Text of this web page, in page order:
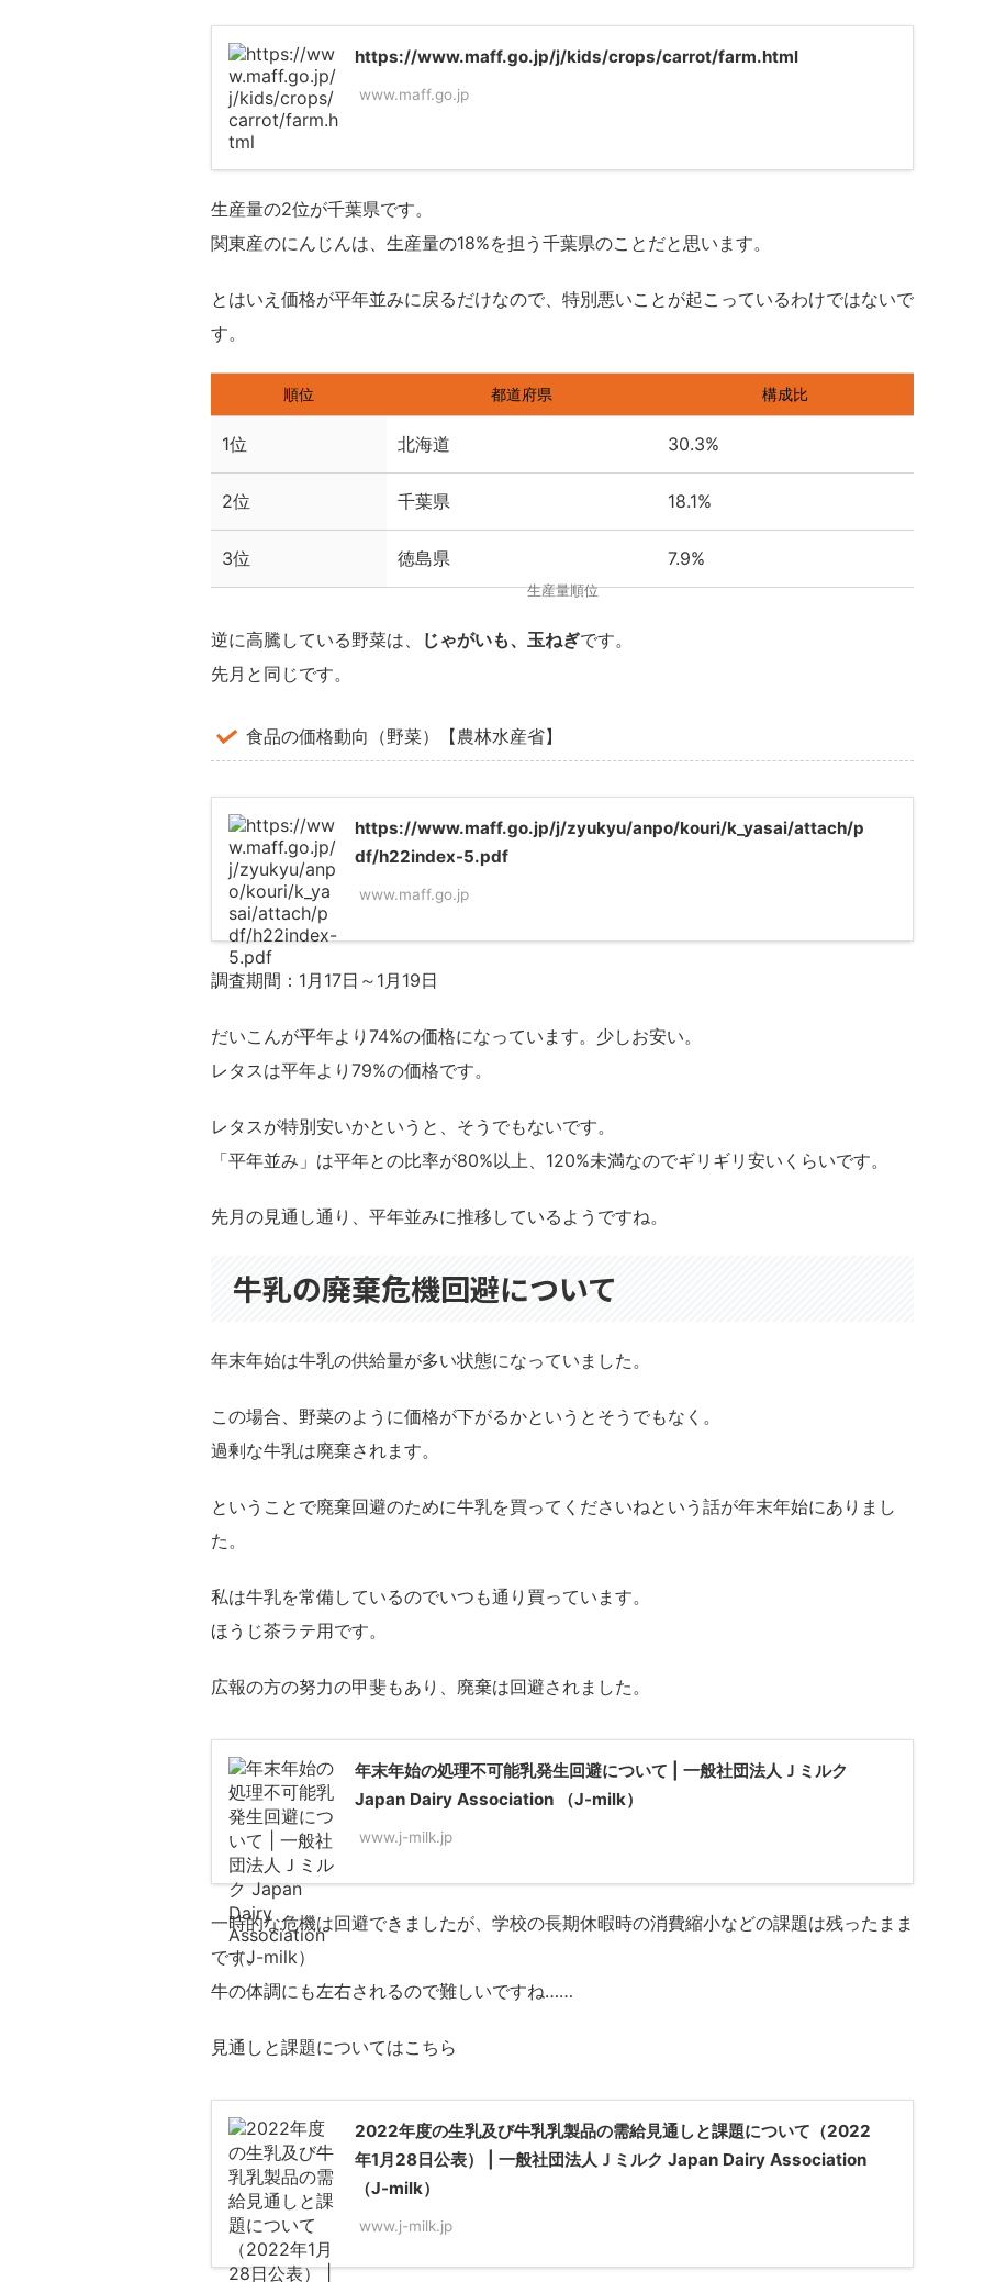
https://www.maff.go.jp/j/kids/crops/carrot/farm.html
www.maff.go.jp
生産量の2位が千葉県です。
関東産のにんじんは、生産量の18%を担う千葉県のことだと思います。
とはいえ価格が平年並みに戻るだけなので、特別悪いことが起こっているわけではないで
す。
順位 都道府県 構成比
1位 北海道 30.3%
2位 千葉県 18.1%
3位 徳島県 7.9%
生産量順位
逆に高騰している野菜は、 じゃがいも、玉ねぎです。
先月と同じです。
食品の価格動向（野菜）【農林水産省】
https://www.maff.go.jp/j/zyukyu/anpo/kouri/k_yasai/attach/p
df/h22index-5.pdf
www.maff.go.jp
調査期間：1月17日～1月19日
だいこんが平年より74%の価格になっています。少しお安い。
レタスは平年より79%の価格です。
レタスが特別安いかというと、そうでもないです。
「平年並み」は平年との比率が80%以上、120%未満なのでギリギリ安いくらいです。
先月の見通し通り、平年並みに推移しているようですね。
牛乳の廃棄危機回避について
年末年始は牛乳の供給量が多い状態になっていました。
この場合、野菜のように価格が下がるかというとそうでもなく。
過剰な牛乳は廃棄されます。
ということで廃棄回避のために牛乳を買ってくださいねという話が年末年始にありまし
た。
私は牛乳を常備しているのでいつも通り買っています。
ほうじ茶ラテ用です。
広報の方の努力の甲斐もあり、廃棄は回避されました。
年末年始の処理不可能乳発生回避について | 一般社団法人Ｊミルク
Japan Dairy Association （J-milk）
www.j-milk.jp
一時的な危機は回避できましたが、学校の長期休暇時の消費縮小などの課題は残ったまま
です。
牛の体調にも左右されるので難しいですね……
見通しと課題についてはこちら
2022年度の生乳及び牛乳乳製品の需給見通しと課題について（2022
年1月28日公表） | 一般社団法人Ｊミルク Japan Dairy Association
（J-milk）
www.j-milk.jp